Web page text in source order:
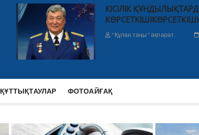
КІСІЛІК
КӨРСЕТКІШІКӨРСЕТКІШІ
"Құлан таңы" ақпарат.
ҚҰТТЫҚТАУЛАР ФОТОАЙҒАҚ